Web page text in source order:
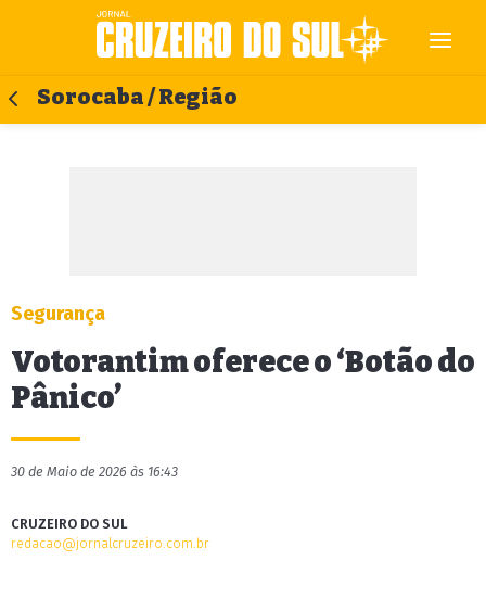
Sorocaba / Região
Segurança
Votorantim oferece o ‘Botão do
Pânico’
30 de Maio de 2026 às 16:43
CRUZEIRO DO SUL
redacao@jornalcruzeiro.com.br